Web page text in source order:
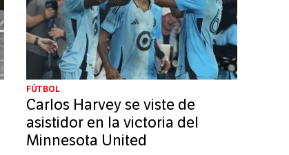
FÚTBOL
Carlos Harvey se viste de
asistidor en la victoria del
Minnesota United